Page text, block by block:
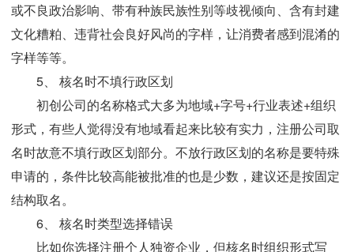
或不良政治影响、带有种族民族性别等歧视倾向、含有封建
文化糟粕、违背社会良好风尚的字样，让消费者感到混淆的
字样等等。
5、 核名时不填行政区划
初创公司的名称格式大多为地域+字号+行业表述+组织
形式，有些人觉得没有地域看起来比较有实力，注册公司取
名时故意不填行政区划部分。不放行政区划的名称是要特殊
申请的，条件比较高能被批准的也是少数，建议还是按固定
结构取名。
6、 核名时类型选择错误
比如你选择注册个人独资企业，但核名时组织形式写